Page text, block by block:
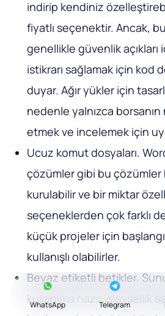
indirip kendiniz
fiyatlı seçenektir. Ancak,
genellikle güvenlik
istikrarı sağlamak için kod
duyar. Ağır yükler için
nedenle yalnızca
etmek ve incelemek için
Ucuz komut dosyaları.
çözümler gibi bu çözümler
kurulabilir ve bir miktar
seçeneklerden çok farklı
küçük projeler için
kullanışlı olabilirler.
Beyaz etiketli betikler.
kullanıma hazır işlevsellik
WhatsApp Telegram